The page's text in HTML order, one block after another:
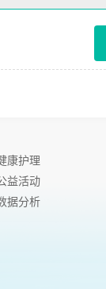
康护理
益活动
据分析